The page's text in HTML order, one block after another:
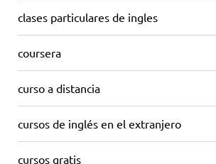
clases particulares de ingles
coursera
curso a distancia
cursos de inglés en el extranjero
cursos gratis